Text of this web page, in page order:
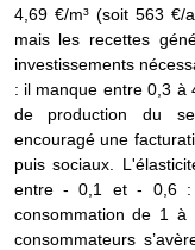
4,69 €/m³ (soit 563 €/
mais les recettes
investissements
: il manque entre 0,3 à
de production du
encouragé une
puis sociaux.
entre - 0,1 et - 0,6 :
consommation de 1
consommateurs